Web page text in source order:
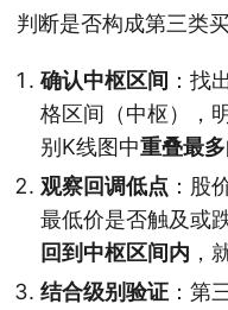
判断是否构成第三类
确认中枢区间 ：找
格区间（中枢），
别K线图中重叠最
观察回调低点 ：股
最低价是否触及或
回到中枢区间内 ，
结合级别验证 ：第